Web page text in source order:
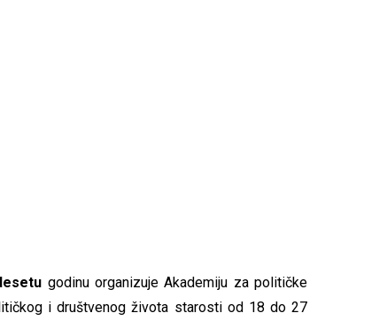
godinu organizuje Akademiju za političke
i društvenog života starosti od 18 do 27